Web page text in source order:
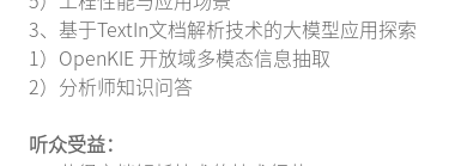
3、基于TextIn文档解析技术的大模型应用探索
1）OpenKIE 开放域多模态信息抽取
2）分析师知识问答
听众受益：